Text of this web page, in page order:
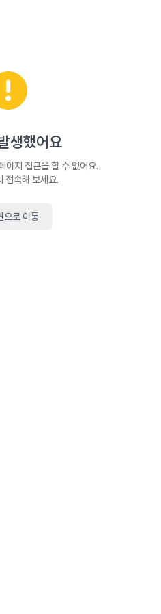
생했어요
이지 접근을 할 수 없어요.
접속해 보세요.
으로 이동